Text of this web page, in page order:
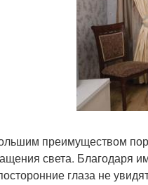
преимуществом
света. Благодаря
глаза не